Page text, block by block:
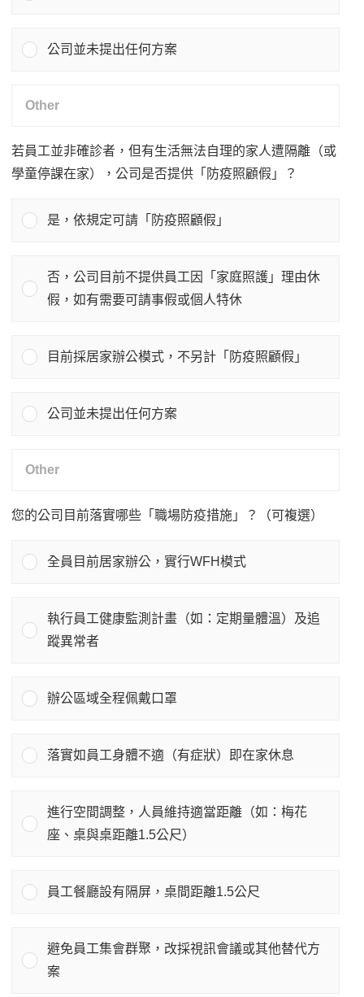
公司並未提出任何方案
若員工並非確診者，但有生活無法自理的家人遭隔離（或
學童停課在家），公司是否提供「防疫照顧假」？
是，依規定可請「防疫照顧假」
否，公司目前不提供員工因「家庭照護」理由休
假，如有需要可請事假或個人特休
目前採居家辦公模式，不另計「防疫照顧假」
公司並未提出任何方案
您的公司目前落實哪些「職場防疫措施」？（可複選）
全員目前居家辦公，實行WFH模式
執行員工健康監測計畫（如：定期量體溫）及追
蹤異常者
辦公區域全程佩戴口罩
落實如員工身體不適（有症狀）即在家休息
進行空間調整，人員維持適當距離（如：梅花
座、桌與桌距離1.5公尺）
員工餐廳設有隔屏，桌間距離1.5公尺
避免員工集會群聚，改採視訊會議或其他替代方
案